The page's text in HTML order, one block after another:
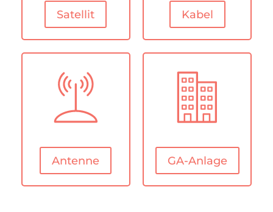
Satellit Kabel
Antenne GA-Anlage